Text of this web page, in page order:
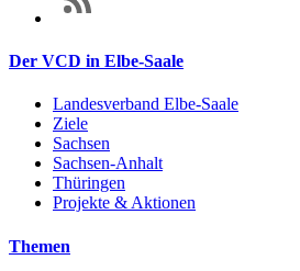
Der VCD in Elbe-Saale
Landesverband Elbe-Saale
Ziele
Sachsen
Sachsen-Anhalt
Thüringen
Projekte & Aktionen
Themen